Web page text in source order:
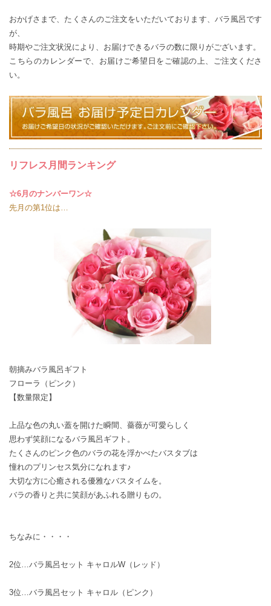
おかげさまで、たくさんのご注文をいただいております、バラ風呂です
が、
時期やご注文状況により、お届けできるバラの数に限りがございます。
こちらのカレンダーで、お届けご希望日をご確認の上、ご注文くださ
い。
リフレス月間ランキング
☆6月のナンバーワン☆
先月の第1位は…
朝摘みバラ風呂ギフト
フローラ（ピンク）
【数量限定】
上品な色の丸い蓋を開けた瞬間、薔薇が可愛らしく
思わず笑顔になるバラ風呂ギフト。
たくさんのピンク色のバラの花を浮かべたバスタブは
憧れのプリンセス気分になれます♪
大切な方に心癒される優雅なバスタイムを。
バラの香りと共に笑顔があふれる贈りもの。
ちなみに・・・・
2位…バラ風呂セット キャロルW（レッド）
3位…バラ風呂セット キャロル（ピンク）